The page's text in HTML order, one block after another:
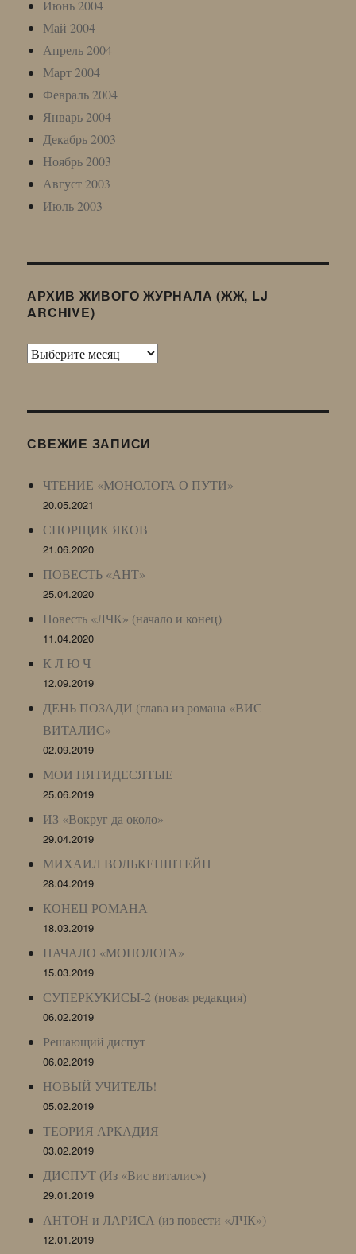
Июнь 2004
Май 2004
Апрель 2004
Март 2004
Февраль 2004
Январь 2004
Декабрь 2003
Ноябрь 2003
Август 2003
Июль 2003
АРХИВ ЖИВОГО ЖУРНАЛА (ЖЖ, LJ
ARCHIVE)
Архив
LJ
СВЕЖИЕ ЗАПИСИ
ЧТЕНИЕ «МОНОЛОГА О ПУТИ»
20.05.2021
СПОРЩИК ЯКОВ
21.06.2020
ПОВЕСТЬ «АНТ»
25.04.2020
Повесть «ЛЧК» (начало и конец)
11.04.2020
К Л Ю Ч
12.09.2019
ДЕНЬ ПОЗАДИ (глава из романа «ВИС
ВИТАЛИС»
02.09.2019
МОИ ПЯТИДЕСЯТЫЕ
25.06.2019
ИЗ «Вокруг да около»
29.04.2019
МИХАИЛ ВОЛЬКЕНШТЕЙН
28.04.2019
КОНЕЦ РОМАНА
18.03.2019
НАЧАЛО «МОНОЛОГА»
15.03.2019
СУПЕРКУКИСЫ-2 (новая редакция)
06.02.2019
Решающий диспут
06.02.2019
НОВЫЙ УЧИТЕЛЬ!
05.02.2019
ТЕОРИЯ АРКАДИЯ
03.02.2019
ДИСПУТ (Из «Вис виталис»)
29.01.2019
АНТОН и ЛАРИСА (из повести «ЛЧК»)
12.01.2019